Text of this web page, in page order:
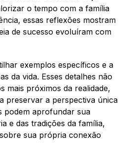
o tempo com a família
essas reflexões mostram
de sucesso evoluíram com
exemplos específicos e a
da vida. Esses detalhes não
mais próximos da realidade,
preservar a perspectiva única
podem aprofundar sua
e das tradições da família,
sua própria conexão